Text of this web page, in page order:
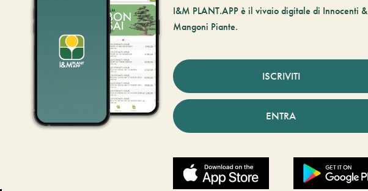
I&M PLANT.APP è il vivaio digitale di Innocenti &
Mangoni Piante.
ISCRIVITI
ENTRA